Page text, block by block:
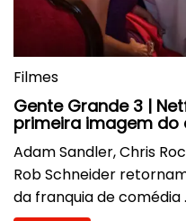
Filmes
Gente Grande 3 |
primeira imagem do
Adam Sandler, Chris
Rob Schneider
da franquia de comédia